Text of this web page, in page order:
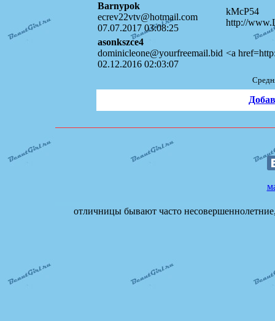
Barnypok
ecrev22vtv@hotmail.com
07.07.2017 03:08:25
kMcP54
http://
asonkszce4
dominicleone@yourfreemail.bid
02.12.2016 02:03:07
<a
отличницы бывают часто